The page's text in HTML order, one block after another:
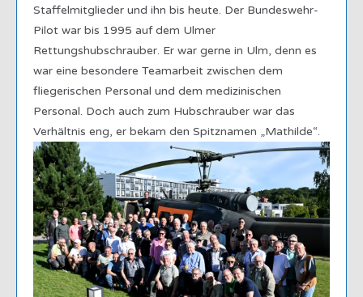
Staffelmitglieder und ihn bis heute. Der Bundeswehr-
Pilot war bis 1995 auf dem Ulmer
Rettungshubschrauber. Er war gerne in Ulm, denn es
war eine besondere Teamarbeit zwischen dem
fliegerischen Personal und dem medizinischen
Personal. Doch auch zum Hubschrauber war das
Verhältnis eng, er bekam den Spitznamen „Mathilde“.